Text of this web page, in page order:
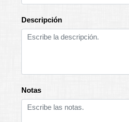
Descripción
Notas